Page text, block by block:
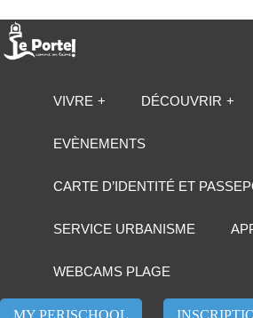
VIVRE DÉCOUVRIR
EVÈNEMENTS
CARTE D’IDENTITÉ ET
SERVICE URBANISME
WEBCAMS PLAGE